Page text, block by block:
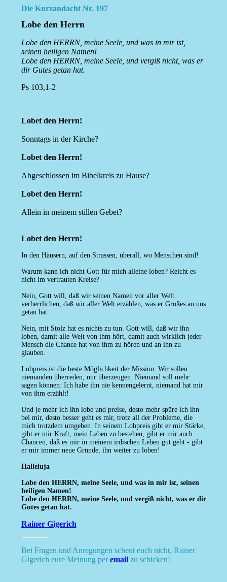
Die Kurzandacht Nr. 197
Lobe den Herrn
Lobe den HERRN, meine Seele, und was in mir ist,
seinen heiligen Namen!
Lobe den HERRN, meine Seele, und vergiß nicht, was er
dir Gutes getan hat.
Ps 103,1-2
Lobet den Herrn!
Sonntags in der Kirche?
Lobet den Herrn!
Abgeschlossen im Bibelkreis zu Hause?
Lobet den Herrn!
Allein in meinem stillen Gebet?
Lobet den Herrn!
In den Häusern, auf den Strassen, überall, wo Menschen sind!
Warum kann ich nicht Gott für mich alleine loben? Reicht es
nicht im vertrauten Kreise?
Nein, Gott will, daß wir seinen Namen vor aller Welt
verherrlichen, daß wir aller Welt erzählen, was er Großes an uns
getan hat.
Nein, mit Stolz hat es nichts zu tun. Gott will, daß wir ihn
loben, damit alle Welt von ihm hört, damit auch wirklich jeder
Mensch die Chance hat von ihm zu hören und an ihn zu
glauben.
Lobpreis ist die beste Möglichkeit der Mission. Wir sollen
niemanden überreden, nur überzeugen. Niemand soll mehr
sagen können: Ich habe ihn nie kennengelernt, niemand hat mir
von ihm erzählt!
Und je mehr ich ihn lobe und preise, desto mehr spüre ich ihn
bei mir, desto besser geht es mir, trotz all der Probleme, die
mich trotzdem umgeben. In seinem Lobpreis gibt er mir Stärke,
gibt er mir Kraft, mein Leben zu bestehen, gibt er mir auch
Chancen, daß es mir in meinem irdischen Leben gut geht - gibt
er mir immer neue Gründe, ihn weiter zu loben!
Halleluja
Lobe den HERRN, meine Seele, und was in mir ist, seinen
heiligen Namen!
Lobe den HERRN, meine Seele, und vergiß nicht, was er dir
Gutes getan hat.
Rainer Gigerich
Bei Fragen und Anregungen scheut euch nicht, Rainer
Gigerich eure Meinung peremailzu schicken!